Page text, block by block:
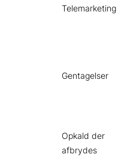
Telemarketing
Gentagelser
Opkald der
afbrydes